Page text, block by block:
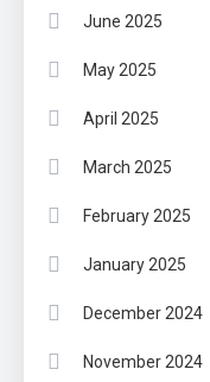
June 2025
May 2025
April 2025
March 2025
February 2025
January 2025
December 2024
November 2024